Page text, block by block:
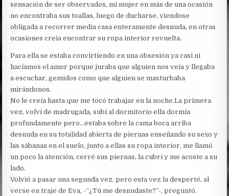
sensación de ser observados, mi mujer en más de una ocasión
no encontraba sus toallas, luego de ducharse, viendose
obligada a recorrer media casa enteramente desnuda, en otras
ocasiones creia encontrar su ropa interior revuelta.
Para ella se estaba convirtiendo en una obsesión ya casi ni
hacíamos el amor porque juraba que alguien nos veía y llegaba
a escuchar, gemidos como que alguien se masturbaba
mirándonos.
No le creía hasta que me tocó trabajar en la noche.La primera
vez, volví de madrugada, subí al dormitorio ella dormía
profundamente pero…estaba sobre la cama boca arriba
desnuda en su totalidad abierta de piernas enseñando su sexo y
las sábanas en el suelo, junto a ellas su ropa interior, me llamó
un poco la atención, cerré sus piernas, la cubrí y me acoste a su
lado.
Volvió a pasar una segunda vez, pero esta vez la desperté, al
verse en traje de Eva, -“¿Tú me desnudaste?”-, preguntó.